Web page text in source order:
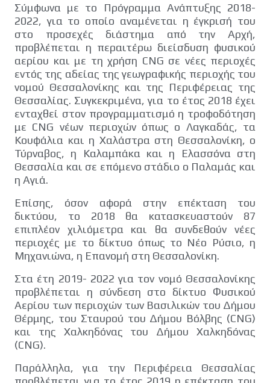
Σύμφωνα με το Πρόγραμμα Ανάπτυξης 2018-
2022, για το οποίο αναμένεται η έγκρισή του
στο προσεχές διάστημα από την Αρχή,
προβλέπεται η περαιτέρω διείσδυση φυσικού
αερίου και με τη χρήση CNG σε νέες περιοχές
εντός της αδείας της γεωγραφικής περιοχής του
νομού Θεσσαλονίκης και της Περιφέρειας της
Θεσσαλίας. Συγκεκριμένα, για το έτος 2018 έχει
ενταχθεί στον προγραμματισμό η τροφοδότηση
με CNG νέων περιοχών όπως ο Λαγκαδάς, τα
Κουφάλια και η Χαλάστρα στη Θεσσαλονίκη, ο
Τύρναβος, η Καλαμπάκα και η Ελασσόνα στη
Θεσσαλία και σε επόμενο στάδιο ο Παλαμάς και
η Αγιά.
Επίσης, όσον αφορά στην επέκταση του
δικτύου, το 2018 θα κατασκευαστούν 87
επιπλέον χιλιόμετρα και θα συνδεθούν νέες
περιοχές με το δίκτυο όπως το Νέο Ρύσιο, η
Μηχανιώνα, η Επανομή στη Θεσσαλονίκη.
Στα έτη 2019- 2022 για τον νομό Θεσσαλονίκης
προβλέπεται η σύνδεση στο δίκτυο Φυσικού
Αερίου των περιοχών των Βασιλικών του Δήμου
Θέρμης, του Σταυρού του Δήμου Βόλβης (CNG)
και της Χαλκηδόνας του Δήμου Χαλκηδόνας
(CNG).
Παράλληλα, για την Περιφέρεια Θεσσαλίας